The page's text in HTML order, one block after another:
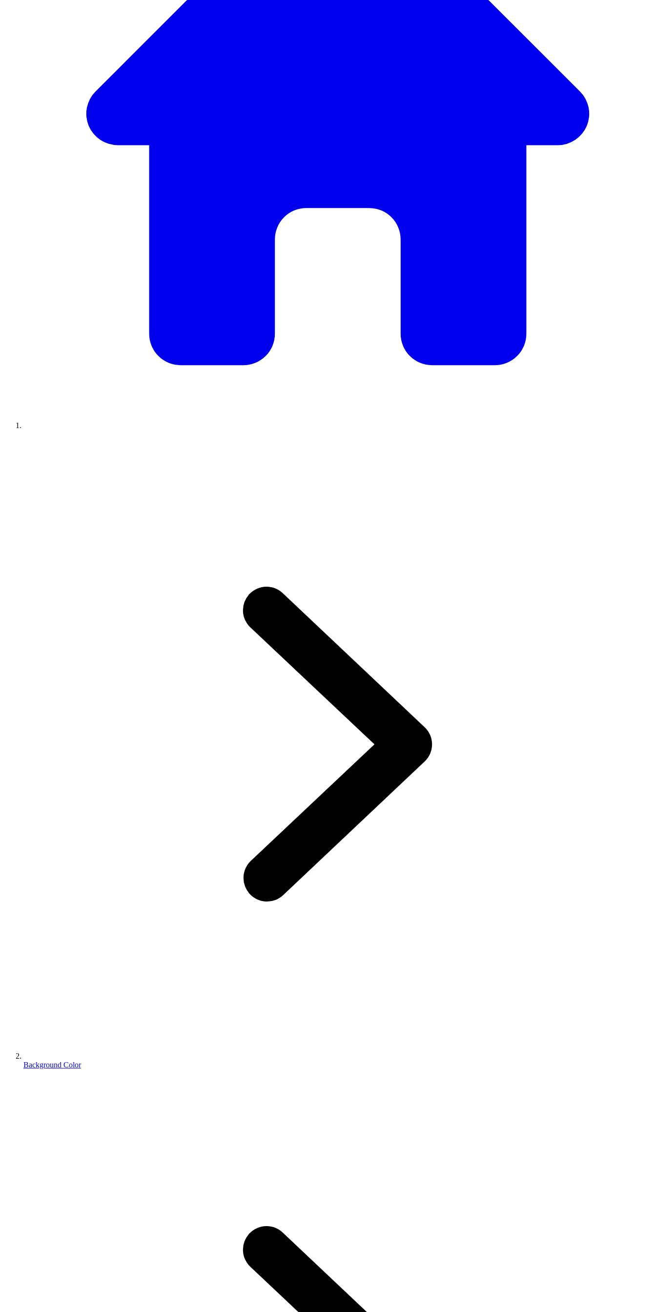
Background Color